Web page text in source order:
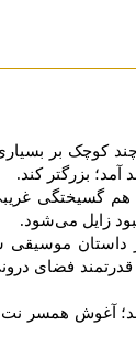
بر
بزرگتر کند.
هم
زایل می‌شود.
قدرتمند فضای
آغوش همسر